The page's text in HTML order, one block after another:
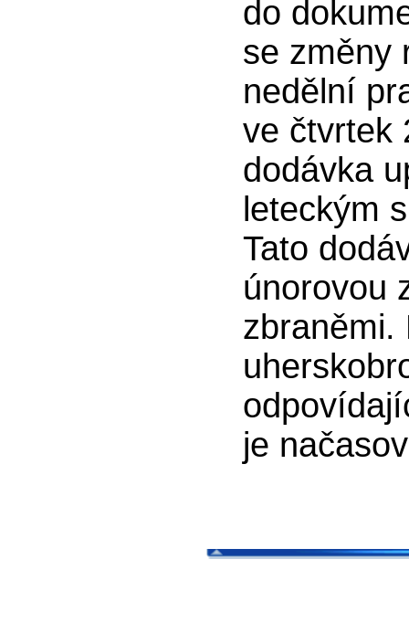
do
se změny
nedělní
ve čtvrtek
dodávka
leteckým
Tato
únorovou
zbraněmi.
je